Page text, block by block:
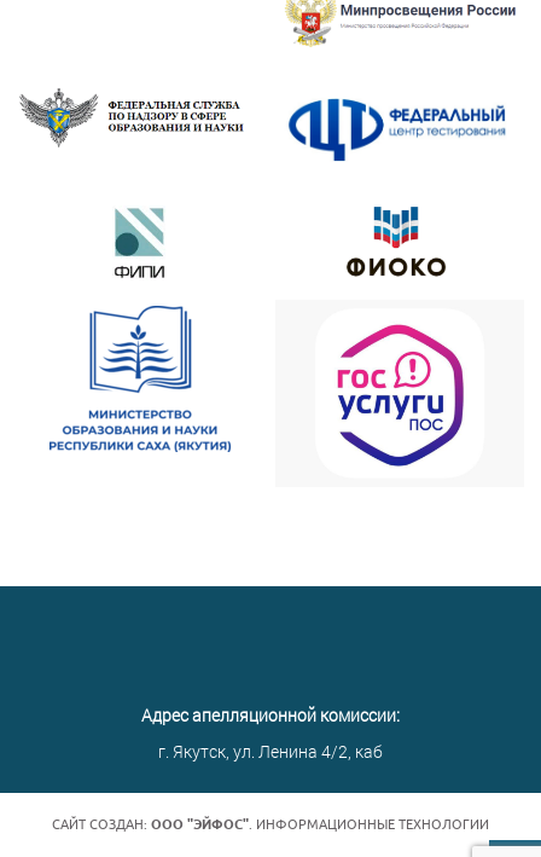
Адрес апелляционной комиссии:
г. Якутск, ул. Ленина 4/2, каб
САЙТ СОЗДАН: ООО "ЭЙФОС" . ИНФОРМАЦИОННЫЕ ТЕХНОЛОГИИ